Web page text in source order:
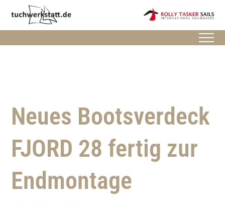
Neues Bootsverdeck
FJORD 28 fertig zur
Endmontage